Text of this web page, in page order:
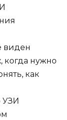
виден
когда нужно
как
УЗИ